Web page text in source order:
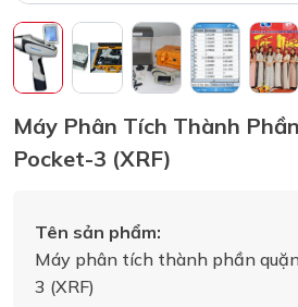
Máy Phân Tích Thành
Pocket-3 (XRF)
Tên sản phẩm:
Máy phân tích thành phần
3 (XRF)